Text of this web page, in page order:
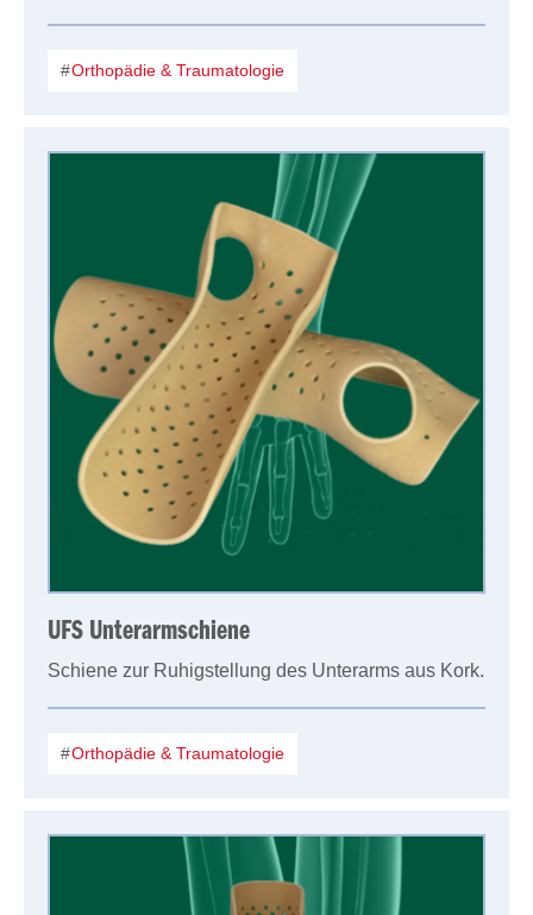
Orthopädie & Traumatologie
UFS Unterarmschiene
Schiene zur Ruhigstellung des Unterarms aus Kork.
Orthopädie & Traumatologie